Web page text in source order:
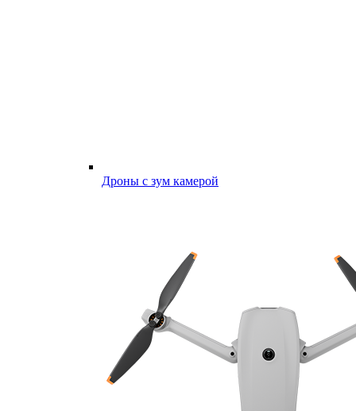
Дроны с зум камерой